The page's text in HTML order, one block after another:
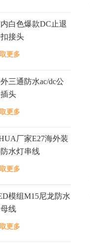
白色爆款DC止退
接头
更多
外三通防水ac/dc公
头
更多
厂家E27海外装
水灯串线
更多
模组M15尼龙防水
线
更多